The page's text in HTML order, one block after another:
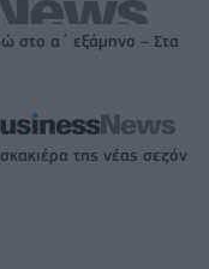
στο α΄ εξάμηνο – Στα
της νέας σεζόν